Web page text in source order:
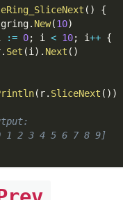
( )
{
gring. New(10)
:= 0; i < 10; i++ {
. Set (i) . Next ( )
( r. SliceNext ( ) )
2 3 4 5 6 7 8 9]